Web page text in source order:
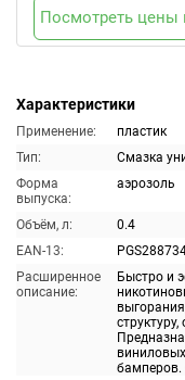
Характеристики
Применение:
пластик
Тип:
Смазка
Форма
выпуска:
аэрозоль
Объём, л:
0.4
EAN-13:
Расширенное
описание:
Быстро и
бамперов.
Посмотреть цены